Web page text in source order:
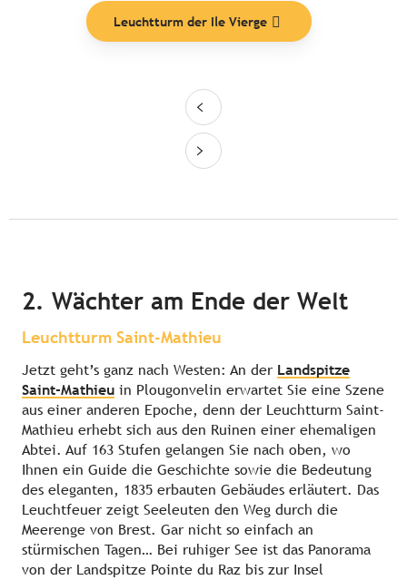
Leuchtturm der Ile Vierge
2. Wächter am Ende der Welt
Leuchtturm Saint-Mathieu
Jetzt geht’s ganz nach Westen: An der Landspitze
Saint-Mathieu in Plougonvelin erwartet Sie eine Szene
aus einer anderen Epoche, denn der Leuchtturm Saint-
Mathieu erhebt sich aus den Ruinen einer ehemaligen
Abtei. Auf 163 Stufen gelangen Sie nach oben, wo
Ihnen ein Guide die Geschichte sowie die Bedeutung
des eleganten, 1835 erbauten Gebäudes erläutert. Das
Leuchtfeuer zeigt Seeleuten den Weg durch die
Meerenge von Brest. Gar nicht so einfach an
stürmischen Tagen… Bei ruhiger See ist das Panorama
von der Landspitze Pointe du Raz bis zur Insel